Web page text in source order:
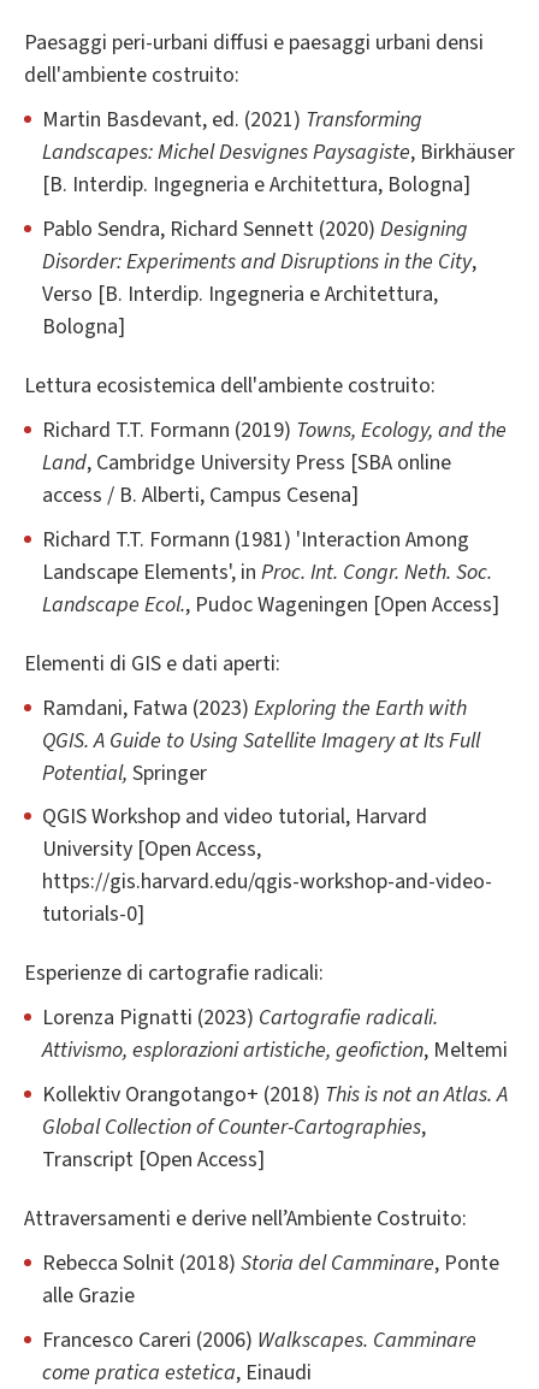
Paesaggi peri-urbani diffusi e paesaggi urbani densi
dell'ambiente costruito:
Martin Basdevant, ed. (2021) Transforming
Landscapes: Michel Desvignes Paysagiste, Birkhäuser
[B. Interdip. Ingegneria e Architettura, Bologna]
Pablo Sendra, Richard Sennett (2020) Designing
Disorder: Experiments and Disruptions in the City,
Verso [B. Interdip. Ingegneria e Architettura,
Bologna]
Lettura ecosistemica dell'ambiente costruito:
Richard T.T. Formann (2019) Towns, Ecology, and the
Land, Cambridge University Press [SBA online
access / B. Alberti, Campus Cesena]
Richard T.T. Formann (1981) 'Interaction Among
Landscape Elements', in Proc. Int. Congr. Neth. Soc.
Landscape Ecol., Pudoc Wageningen [Open Access]
Elementi di GIS e dati aperti:
Ramdani, Fatwa (2023) Exploring the Earth with
QGIS. A Guide to Using Satellite Imagery at Its Full
Potential, Springer
QGIS Workshop and video tutorial, Harvard
University [Open Access,
https://gis.harvard.edu/qgis-workshop-and-video-
tutorials-0]
Esperienze di cartografie radicali:
Lorenza Pignatti (2023) Cartografie radicali.
Attivismo, esplorazioni artistiche, geofiction, Meltemi
Kollektiv Orangotango+ (2018) This is not an Atlas. A
Global Collection of Counter-Cartographies,
Transcript [Open Access]
Attraversamenti e derive nell’Ambiente Costruito:
Rebecca Solnit (2018) Storia del Camminare, Ponte
alle Grazie
Francesco Careri (2006) Walkscapes. Camminare
come pratica estetica, Einaudi